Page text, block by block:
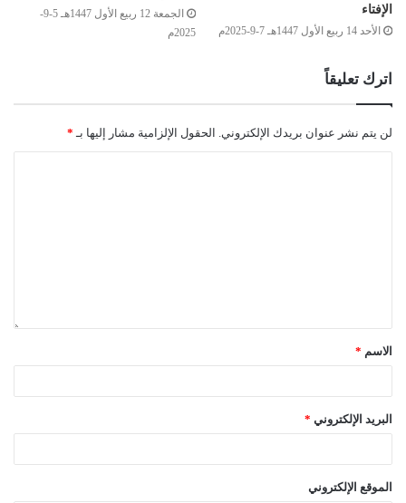
الإفتاء
الأحد 14 ربيع الأول 1447هـ 7-9-2025م
الجمعة 12 ربيع الأول 1447هـ 5-9-
2025م
اترك تعليقاً
لن يتم نشر عنوان بريدك الإلكتروني. الحقول الإلزامية مشار إليها بـ *
الاسم *
البريد الإلكتروني *
الموقع الإلكتروني